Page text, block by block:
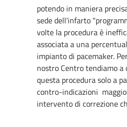
potendo in maniera
sede dell'infarto
volte la procedura è
associata a una
impianto di pacemaker.
nostro Centro tendiamo a
questa procedura solo a
contro-indicazioni
intervento di correzione